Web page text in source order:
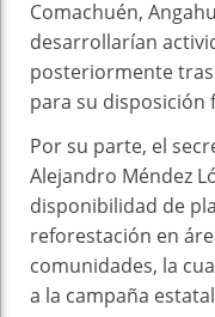
Comachuén,
desarrollarían
posteriormente
para su disposición
Por su parte, el
Alejandro Méndez
disponibilidad de
reforestación en
comunidades, la
a la campaña